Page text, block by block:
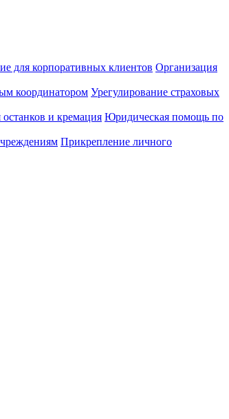
для корпоративных клиентов Организация
координатором Урегулирование страховых
и кремация Юридическая помощь по
Прикрепление личного